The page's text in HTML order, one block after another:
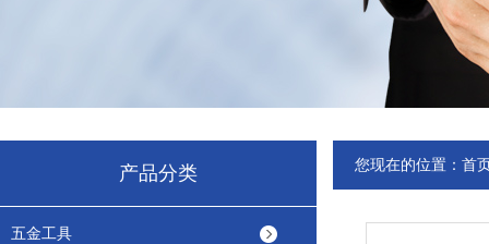
产品分类
五金工具
您现在的位置： 首